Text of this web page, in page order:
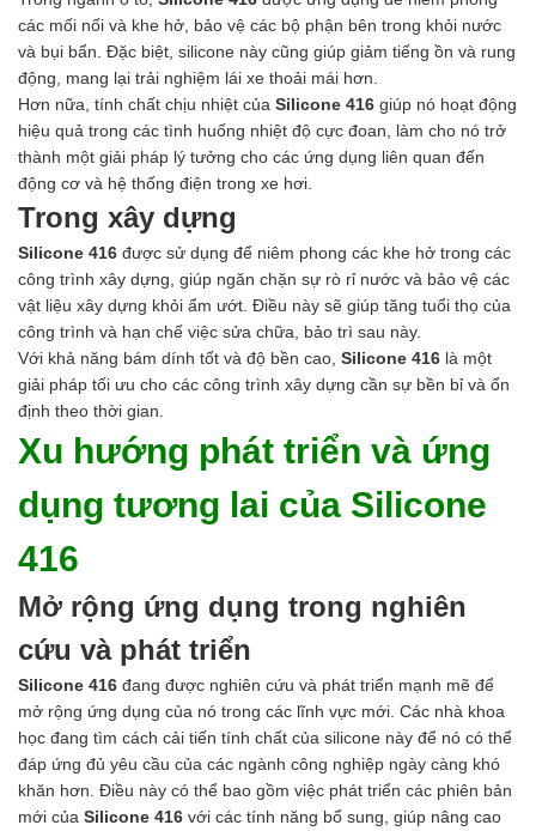
các mối nối và khe hở, bảo vệ các bộ phận bên trong khỏi nước
và bụi bẩn. Đặc biệt, silicone này cũng giúp giảm tiếng ồn và rung
động, mang lại trải nghiệm lái xe thoải mái hơn.
Hơn nữa, tính chất chịu nhiệt của Silicone 416 giúp nó hoạt động
hiệu quả trong các tình huống nhiệt độ cực đoan, làm cho nó trở
thành một giải pháp lý tưởng cho các ứng dụng liên quan đến
động cơ và hệ thống điện trong xe hơi.
Trong xây dựng
Silicone 416 được sử dụng để niêm phong các khe hở trong các
công trình xây dựng, giúp ngăn chặn sự rò rỉ nước và bảo vệ các
vật liệu xây dựng khỏi ẩm ướt. Điều này sẽ giúp tăng tuổi thọ của
công trình và hạn chế việc sửa chữa, bảo trì sau này.
Với khả năng bám dính tốt và độ bền cao, Silicone 416 là một
giải pháp tối ưu cho các công trình xây dựng cần sự bền bỉ và ổn
định theo thời gian.
Xu hướng phát triển và ứng
dụng tương lai của Silicone
416
Mở rộng ứng dụng trong nghiên
cứu và phát triển
Silicone 416 đang được nghiên cứu và phát triển mạnh mẽ để
mở rộng ứng dụng của nó trong các lĩnh vực mới. Các nhà khoa
học đang tìm cách cải tiến tính chất của silicone này để nó có thể
đáp ứng đủ yêu cầu của các ngành công nghiệp ngày càng khó
khăn hơn. Điều này có thể bao gồm việc phát triển các phiên bản
mới của Silicone 416 với các tính năng bổ sung, giúp nâng cao